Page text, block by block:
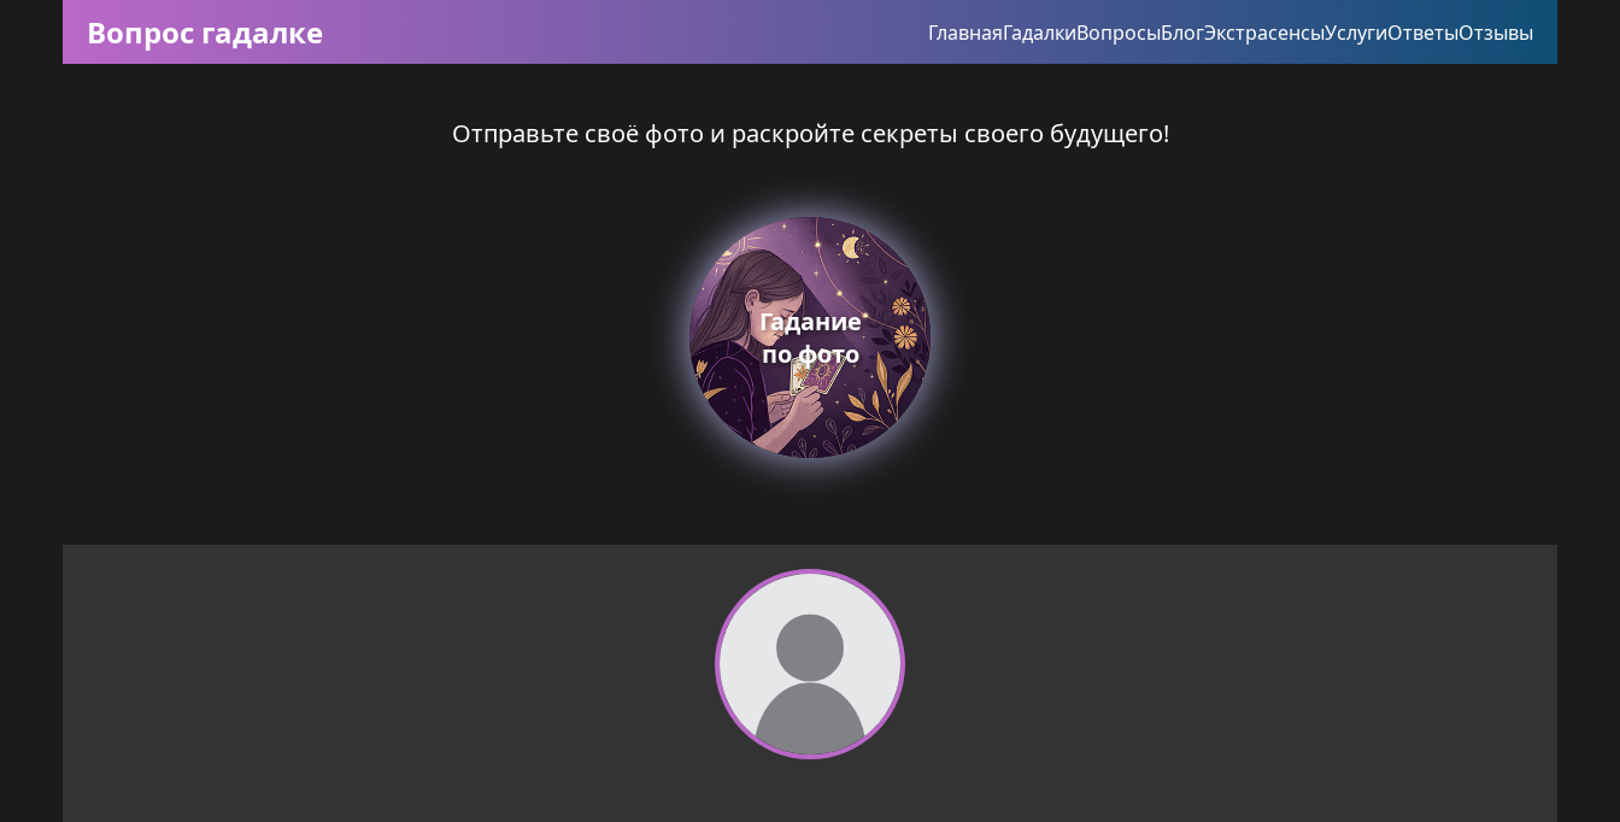
Вопрос гадалке ГлавнаяГадалкиВопросыБлогЭкстрасенсыУслугиОтветыОтзывы
Отправьте своё фото и раскройте секреты своего будущего!
Гадание
по фото